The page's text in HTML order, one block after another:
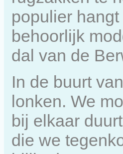
populier
behoorlijk
dal van de
In de buurt
lonken. We
bij elkaar
die we